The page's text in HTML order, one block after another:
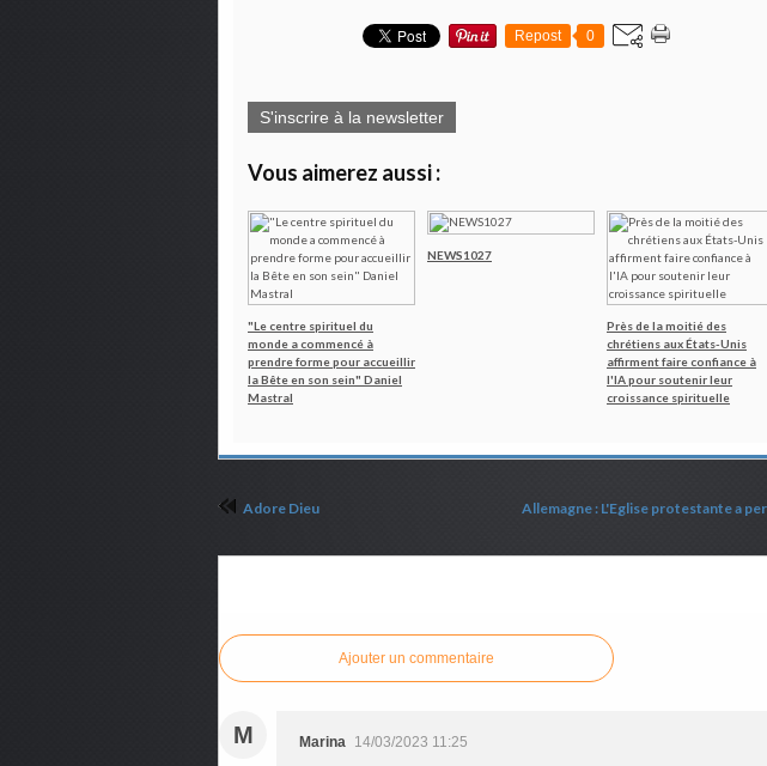
Repost 0
S'inscrire à la newsletter
Vous aimerez aussi :
"Le centre spirituel du
monde a commencé à
prendre forme pour accueillir
la Bête en son sein" Daniel
Mastral
NEWS1027
Près de la moitié des
chrétiens aux États-Unis
affirment faire confiance à
l'IA pour soutenir leur
croissance spirituelle
Adore Dieu Allemagne : L'Eglise protestante a
Ajouter un commentaire
M Marina 14/03/2023 11:25